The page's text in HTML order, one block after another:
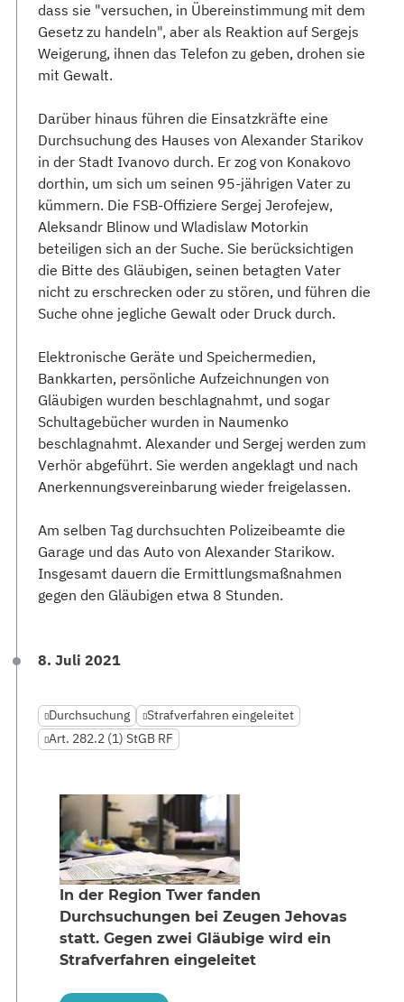
dass sie "versuchen, in Übereinstimmung mit dem
Gesetz zu handeln", aber als Reaktion auf Sergejs
Weigerung, ihnen das Telefon zu geben, drohen sie
mit Gewalt.
Darüber hinaus führen die Einsatzkräfte eine
Durchsuchung des Hauses von Alexander Starikov
in der Stadt Ivanovo durch. Er zog von Konakovo
dorthin, um sich um seinen 95-jährigen Vater zu
kümmern. Die FSB-Offiziere Sergej Jerofejew,
Aleksandr Blinow und Wladislaw Motorkin
beteiligen sich an der Suche. Sie berücksichtigen
die Bitte des Gläubigen, seinen betagten Vater
nicht zu erschrecken oder zu stören, und führen die
Suche ohne jegliche Gewalt oder Druck durch.
Elektronische Geräte und Speichermedien,
Bankkarten, persönliche Aufzeichnungen von
Gläubigen wurden beschlagnahmt, und sogar
Schultagebücher wurden in Naumenko
beschlagnahmt. Alexander und Sergej werden zum
Verhör abgeführt. Sie werden angeklagt und nach
Anerkennungsvereinbarung wieder freigelassen.
Am selben Tag durchsuchten Polizeibeamte die
Garage und das Auto von Alexander Starikow.
Insgesamt dauern die Ermittlungsmaßnahmen
gegen den Gläubigen etwa 8 Stunden.
8. Juli 2021
Durchsuchung
Strafverfahren eingeleitet
Art. 282.2 (1) StGB RF
In der Region Twer fanden
Durchsuchungen bei Zeugen Jehovas
statt. Gegen zwei Gläubige wird ein
Strafverfahren eingeleitet